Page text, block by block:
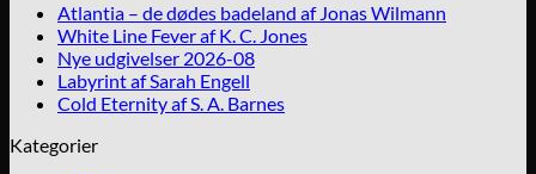
Atlantia – de dødes badeland af Jonas Wilmann
White Line Fever af K. C. Jones
Nye udgivelser 2026-08
Labyrint af Sarah Engell
Cold Eternity af S. A. Barnes
Kategorier